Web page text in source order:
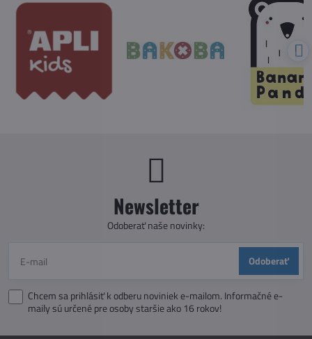
Newsletter
Odoberať naše novinky:
Odoberať
Chcem sa prihlásiť k odberu noviniek e-mailom. Informačné e-
maily sú určené pre osoby staršie ako 16 rokov!